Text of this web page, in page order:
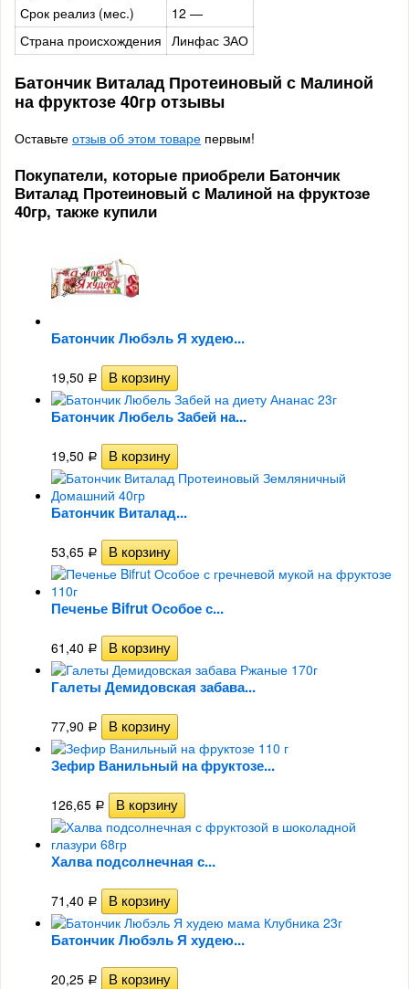
Срок реализ (мес.)
12 —
Страна происхождения Линфас ЗАО
Батончик Виталад Протеиновый с Малиной
на фруктозе 40гр отзывы
Оставьте отзыв об этом товаре первым!
Покупатели, которые приобрели Батончик
Виталад Протеиновый с Малиной на фруктозе
40гр, также купили
Батончик Любэль Я худею...
19,50 Р
Батончик Любель Забей на...
19,50 Р
Батончик Виталад...
53,65 Р
Печенье Bifrut Особое с...
61,40 Р
Галеты Демидовская забава...
77,90 Р
Зефир Ванильный на фруктозе...
126,65 Р
Халва подсолнечная с...
71,40 Р
Батончик Любэль Я худею...
20,25 Р